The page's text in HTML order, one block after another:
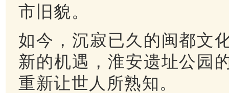
市旧貌。
如今，沉寂已久的闽都文
新的机遇，淮安遗址公园
重新让世人所熟知。